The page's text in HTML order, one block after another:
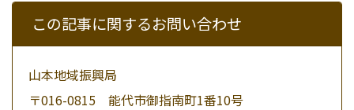
この記事に関するお問い合わせ
山本地域振興局
〒016-0815 能代市御指南町1番10号